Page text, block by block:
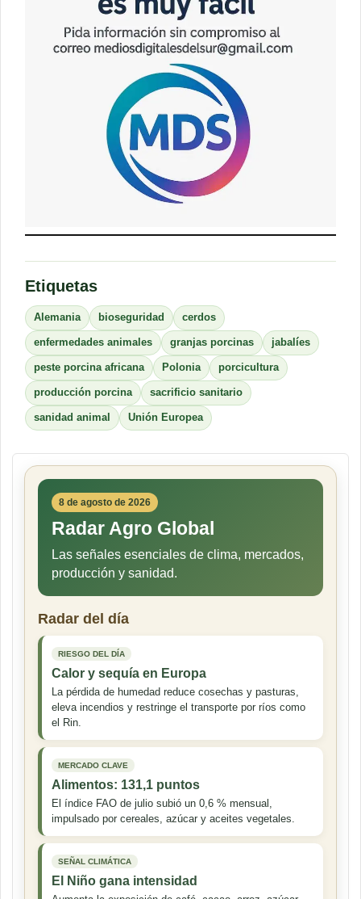
Etiquetas
Alemania bioseguridad cerdos
enfermedades animales granjas porcinas jabalíes
peste porcina africana Polonia porcicultura
producción porcina sacrificio sanitario
sanidad animal Unión Europea
8 de agosto de 2026
Radar Agro Global
Las señales esenciales de clima, mercados,
producción y sanidad.
Radar del día
RIESGO DEL DÍA
Calor y sequía en Europa
La pérdida de humedad reduce cosechas y pasturas,
eleva incendios y restringe el transporte por ríos como
el Rin.
MERCADO CLAVE
Alimentos: 131,1 puntos
El índice FAO de julio subió un 0,6 % mensual,
impulsado por cereales, azúcar y aceites vegetales.
SEÑAL CLIMÁTICA
El Niño gana intensidad